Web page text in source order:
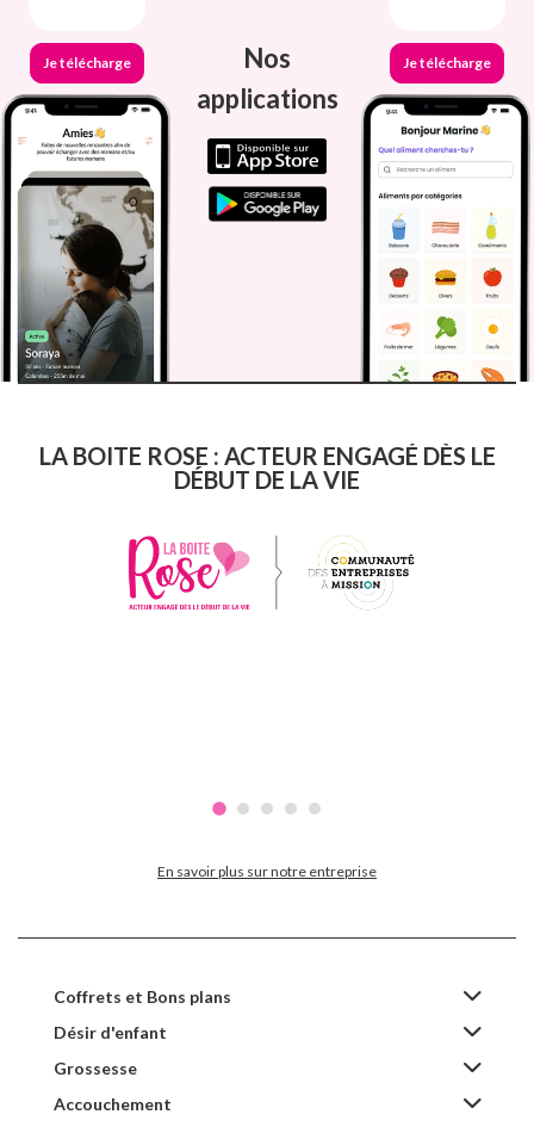
Je télécharge
Nos
applications
Je télécharge
LA BOITE ROSE : ACTEUR ENGAGÉ DÈS LE
DÉBUT DE LA VIE
En savoir plus sur notre entreprise
Coffrets et Bons plans
Désir d'enfant
Grossesse
Accouchement